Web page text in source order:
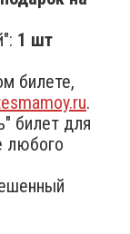
1 шт
билете,
.
билет для
любого